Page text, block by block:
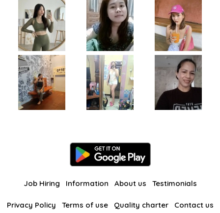
Job Hiring Information About us Testimonials
Privacy Policy Terms of use Quality charter Contact us